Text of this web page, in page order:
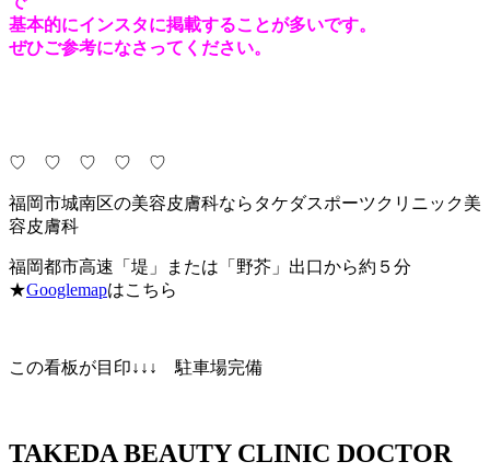
基本的にインスタに掲載することが多いです。
ぜひご参考になさってください。
♡ ♡ ♡ ♡ ♡
福岡市城南区の美容皮膚科ならタケダスポーツクリニック美
容皮膚科
福岡都市高速「堤」または「野芥」出口から約５分
★Googlemapはこちら
この看板が目印↓↓↓ 駐車場完備
TAKEDA BEAUTY CLINIC DOCTOR